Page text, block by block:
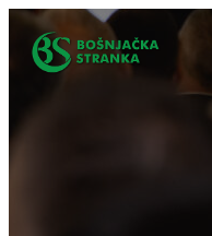
Idi
sadržaj